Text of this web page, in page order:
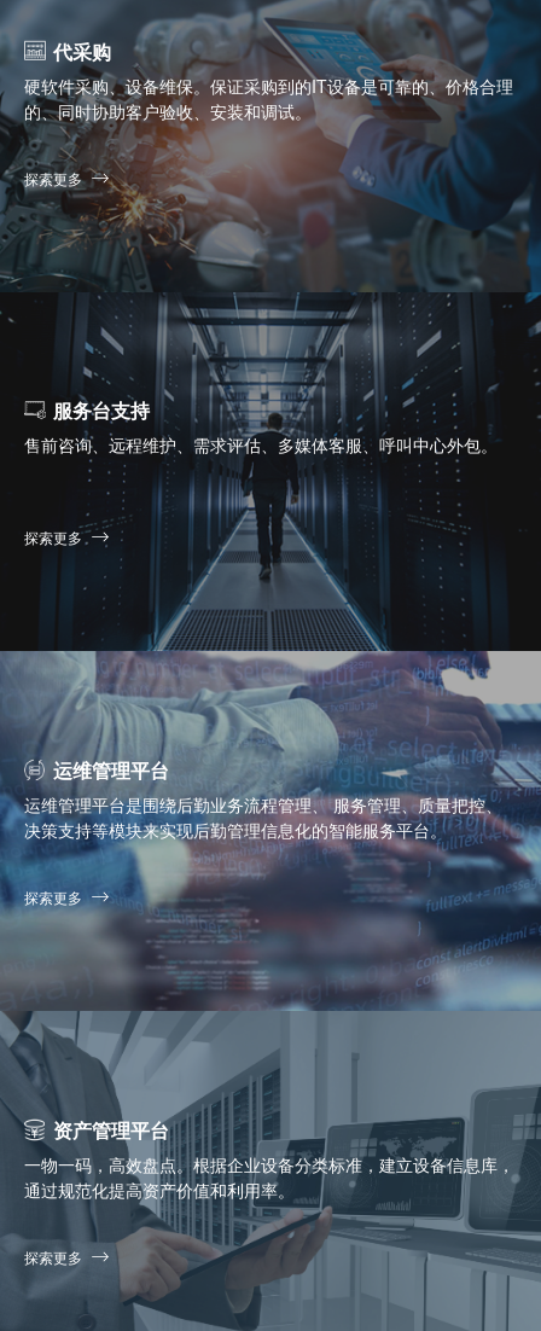
代采购
硬软件采购、设备维保。保证采购到的IT设备是可靠的、价格合理
的、同时协助客户验收、安装和调试。
探索更多
服务台支持
售前咨询、远程维护、需求评估、多媒体客服、呼叫中心外包。
探索更多
运维管理平台
运维管理平台是围绕后勤业务流程管理、 服务管理、质量把控、
决策支持等模块来实现后勤管理信息化的智能服务平台。
探索更多
资产管理平台
一物一码，高效盘点。根据企业设备分类标准，建立设备信息库，
通过规范化提高资产价值和利用率。
探索更多